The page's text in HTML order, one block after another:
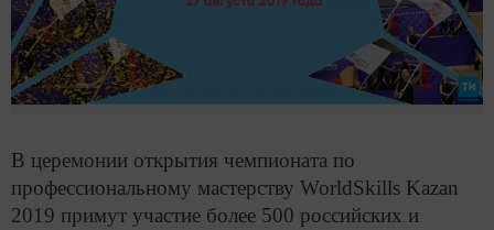
В церемонии открытия чемпионата по
профессиональному мастерству WorldSkills Kazan
2019 примут участие более 500 российских и